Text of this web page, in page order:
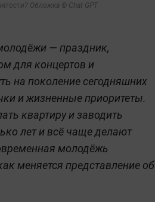
Обложка © Chat GPT
— праздник,
для концертов и
на поколение сегодняшних
и жизненные приоритеты.
квартиру и заводить
лет и всё чаще делают
молодёжь
меняется представление об